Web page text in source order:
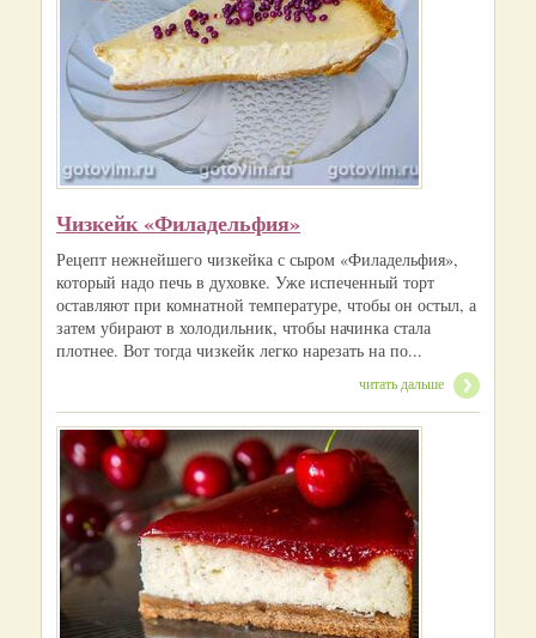
Чизкейк «Филадельфия»
Рецепт нежнейшего чизкейка с сыром «Филадельфия»,
который надо печь в духовке. Уже испеченный торт
оставляют при комнатной температуре, чтобы он остыл, а
затем убирают в холодильник, чтобы начинка стала
плотнее. Вот тогда чизкейк легко нарезать на по...
читать дальше